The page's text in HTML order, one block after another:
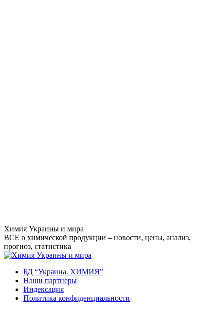
Перейти
к
содержанию
Химия Украины и мира
ВСЕ о химической продукции – новости, цены, анализ,
прогноз, статистика
БД “Украина. ХИМИЯ”
Наши партнеры
Индексация
Политика конфиденциальности